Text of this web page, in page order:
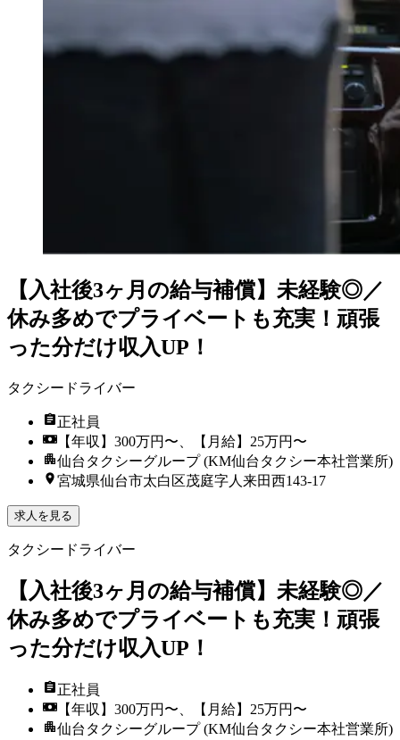
【入社後3ヶ月の給与補償】未経験◎／
休み多めでプライベートも充実！頑張
った分だけ収入UP！
タクシードライバー
正社員
【年収】300万円〜、【月給】25万円〜
仙台タクシーグループ (KM仙台タクシー本社営業所)
宮城県仙台市太白区茂庭字人来田西143-17
求人を見る
タクシードライバー
【入社後3ヶ月の給与補償】未経験◎／
休み多めでプライベートも充実！頑張
った分だけ収入UP！
正社員
【年収】300万円〜、【月給】25万円〜
仙台タクシーグループ (KM仙台タクシー本社営業所)